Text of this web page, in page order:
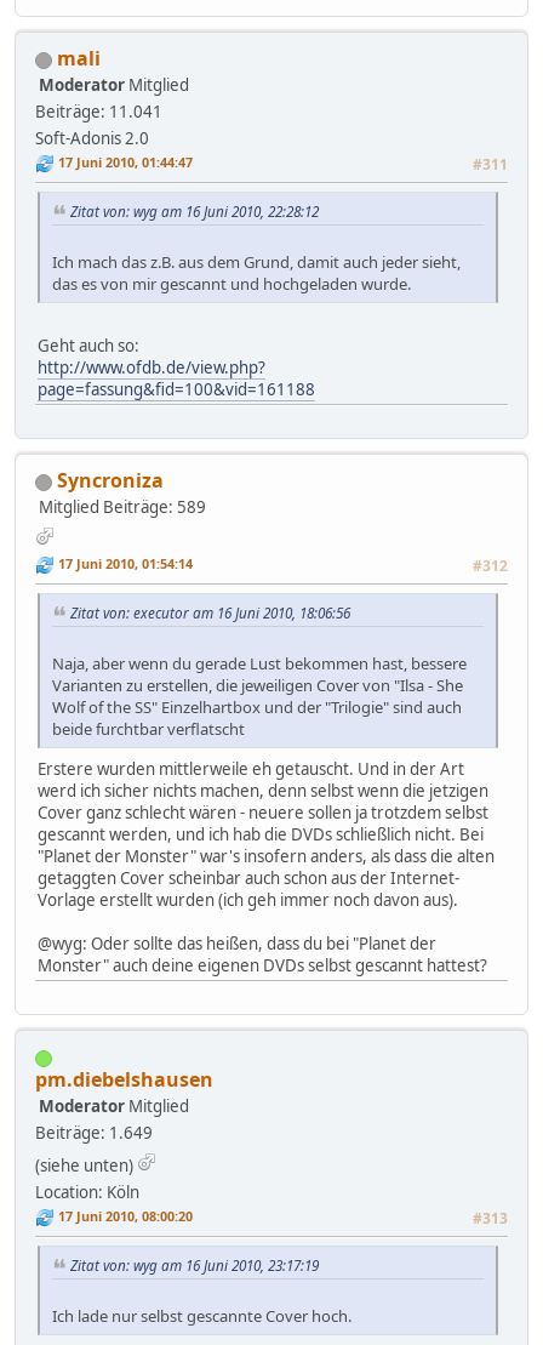
mali
Moderator Mitglied
Beiträge: 11.041
Soft-Adonis 2.0
17 Juni 2010, 01:44:47 #311
Zitat von: wyg am 16 Juni 2010, 22:28:12
Ich mach das z.B. aus dem Grund, damit auch jeder sieht,
das es von mir gescannt und hochgeladen wurde.
Geht auch so:
http://www.ofdb.de/view.php?
page=fassung&fid=100&vid=161188
Syncroniza
Mitglied Beiträge: 589
17 Juni 2010, 01:54:14 #312
Zitat von: executor am 16 Juni 2010, 18:06:56
Naja, aber wenn du gerade Lust bekommen hast, bessere
Varianten zu erstellen, die jeweiligen Cover von "Ilsa - She
Wolf of the SS" Einzelhartbox und der "Trilogie" sind auch
beide furchtbar verflatscht
Erstere wurden mittlerweile eh getauscht. Und in der Art
werd ich sicher nichts machen, denn selbst wenn die jetzigen
Cover ganz schlecht wären - neuere sollen ja trotzdem selbst
gescannt werden, und ich hab die DVDs schließlich nicht. Bei
"Planet der Monster" war's insofern anders, als dass die alten
getaggten Cover scheinbar auch schon aus der Internet-
Vorlage erstellt wurden (ich geh immer noch davon aus).
@wyg: Oder sollte das heißen, dass du bei "Planet der
Monster" auch deine eigenen DVDs selbst gescannt hattest?
pm.diebelshausen
Moderator Mitglied
Beiträge: 1.649
(siehe unten)
Location: Köln
17 Juni 2010, 08:00:20 #313
Zitat von: wyg am 16 Juni 2010, 23:17:19
Ich lade nur selbst gescannte Cover hoch.